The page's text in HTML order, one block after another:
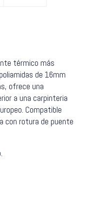
térmico más
de 16mm
ofrece una
a una carpinteria
Compatible
con rotura de puente